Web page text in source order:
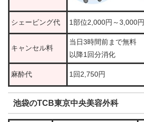
シェービング代 1部位2,000円～3,000円
キャンセル料
当日3時間前まで無料
以降1回分消化
麻酔代 1回2,750円
池袋のTCB東京中央美容外科